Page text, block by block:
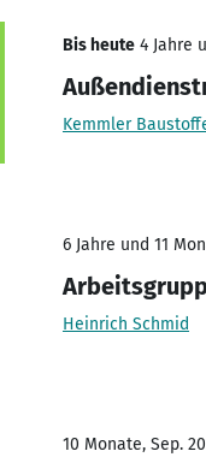
Bis heute 4 Jahre
Kemmler
6 Jahre und 11
Heinrich Schmid
10 Monate, Sep.